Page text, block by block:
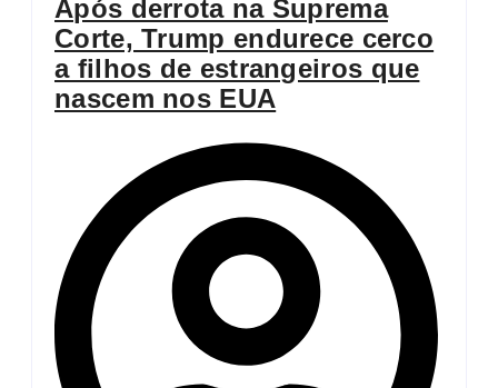
Após derrota na Suprema
Corte, Trump endurece cerco
a filhos de estrangeiros que
nascem nos EUA